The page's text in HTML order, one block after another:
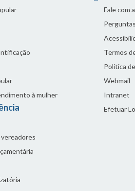
à mulher
Fale com
Termos
Política
Webmail
Intranet
Efetuar